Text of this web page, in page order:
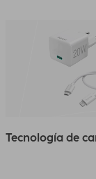
Tecnología de